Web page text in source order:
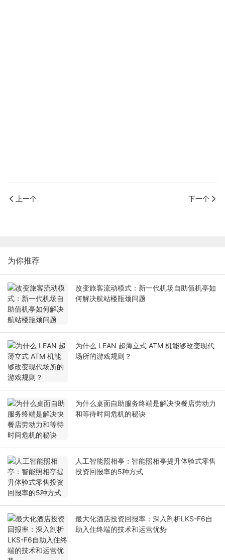
上一个 下一个
为你推荐
改变旅客流动模式：新一代机场自助值机亭如
何解决航站楼瓶颈问题
为什么 LEAN 超薄立式 ATM 机能够改变现代
场所的游戏规则？
为什么桌面自助服务终端是解决快餐店劳动力
和等待时间危机的秘诀
人工智能照相亭：智能照相亭提升体验式零售
投资回报率的5种方式
最大化酒店投资回报率：深入剖析LKS-F6自
助入住终端的技术和运营优势